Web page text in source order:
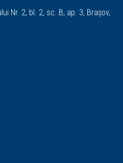
Nr. 2, bl. 2, sc. B, ap. 3, Brașov,